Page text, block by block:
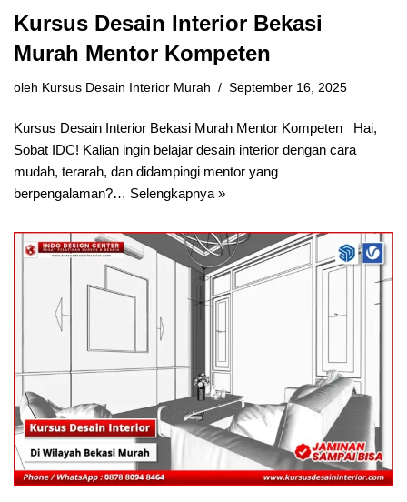
Kursus Desain Interior Bekasi
Murah Mentor Kompeten
oleh Kursus Desain Interior Murah September 16, 2025
Kursus Desain Interior Bekasi Murah Mentor Kompeten Hai,
Sobat IDC! Kalian ingin belajar desain interior dengan cara
mudah, terarah, dan didampingi mentor yang
berpengalaman?… Selengkapnya »